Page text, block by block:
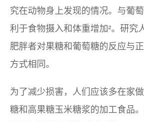
究在动物身上发现的情况。与葡
利于食物摄入和体重增加²。研究
肥胖者对果糖和葡萄糖的反应与
方式相同。
为了减少损害，人们应该多在家
糖和高果糖玉米糖浆的加工食品